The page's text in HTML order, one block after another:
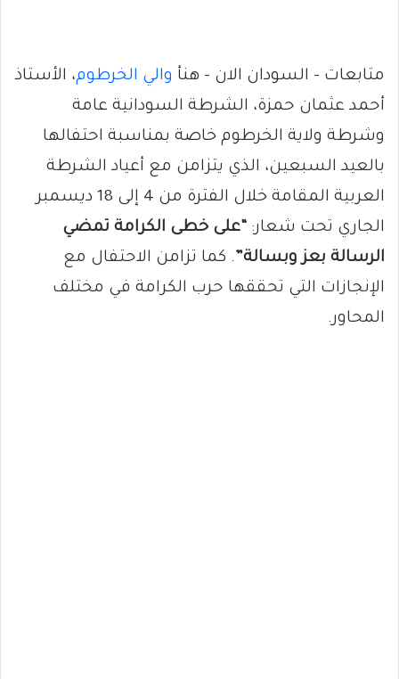
متابعات – السودان الان – هنأ والي الخرطوم، الأستاذ
أحمد عثمان حمزة، الشرطة السودانية عامة
وشرطة ولاية الخرطوم خاصة بمناسبة احتفالها
بالعيد السبعين، الذي يتزامن مع أعياد الشرطة
العربية المقامة خلال الفترة من 4 إلى 18 ديسمبر
الجاري تحت شعار: “على خطى الكرامة تمضي
الرسالة بعز وبسالة” . كما تزامن الاحتفال مع
الإنجازات التي تحققها حرب الكرامة في مختلف
المحاور.